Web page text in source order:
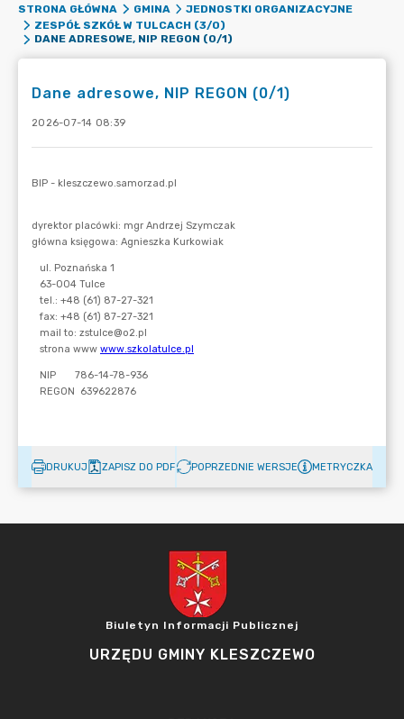
STRONA GŁÓWNA GMINA
JEDNOSTKI ORGANIZACYJNE
ZESPÓŁ SZKÓŁ W TULCACH (3/0)
DANE ADRESOWE, NIP REGON (0/1)
Dane adresowe, NIP REGON (0/1)
2026-07-14 08:39
DRUKUJ ZAPISZ DO PDF POPRZEDNIE WERSJE METRYCZKA
Biuletyn Informacji Publicznej
URZĘDU GMINY KLESZCZEWO